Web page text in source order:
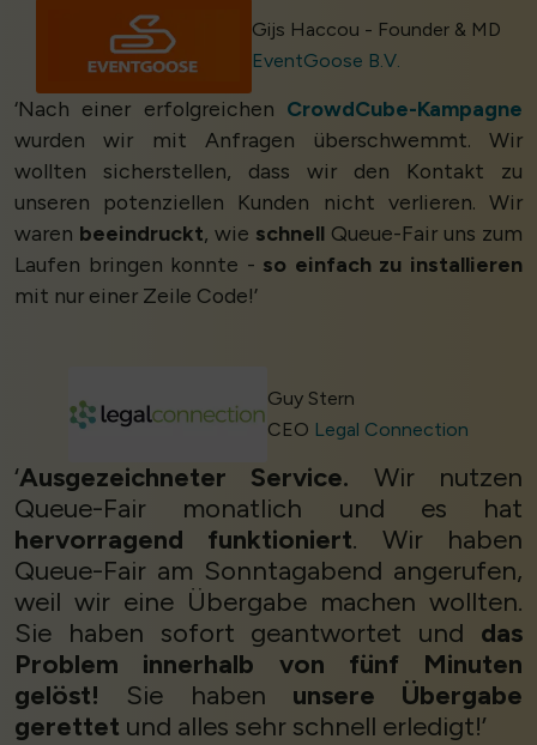
Gijs Haccou - Founder & MD
EventGoose B.V.
‘Nach einer erfolgreichen CrowdCube-Kampagne
wurden wir mit Anfragen überschwemmt. Wir
wollten sicherstellen, dass wir den Kontakt zu
unseren potenziellen Kunden nicht verlieren. Wir
waren beeindruckt, wie schnell Queue-Fair uns zum
Laufen bringen konnte - so einfach zu installieren
mit nur einer Zeile Code!’
Guy Stern
CEO Legal Connection
‘Ausgezeichneter Service. Wir nutzen
Queue-Fair monatlich und es hat
hervorragend funktioniert. Wir haben
Queue-Fair am Sonntagabend angerufen,
weil wir eine Übergabe machen wollten.
Sie haben sofort geantwortet und das
Problem innerhalb von fünf Minuten
gelöst! Sie haben unsere Übergabe
gerettet und alles sehr schnell erledigt!’